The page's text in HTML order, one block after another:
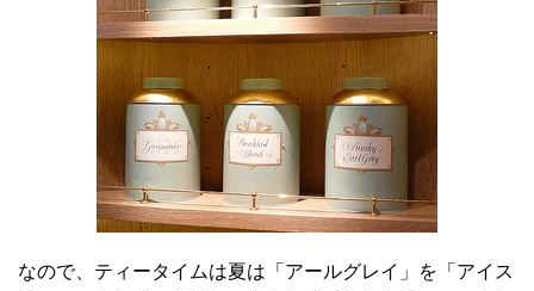
なので、ティータイムは夏は「アールグレイ」を「アイス